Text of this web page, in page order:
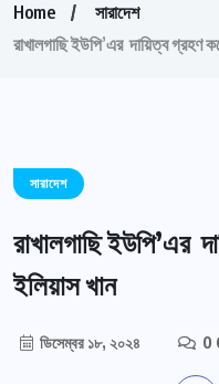
Home
সারাদেশ
রাখালগাছি ইউপি’এর দায়িত্ব গ্রহণ
সারাদেশ
রাখালগাছি ইউপি’এর
ইলিয়াস খান
ডিসেম্বর ১৮, ২০২৪ 0